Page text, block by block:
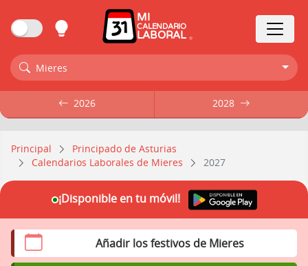
MI
CALENDARIO
LABORAL
Mieres
Principal
Principado de Asturias
Calendarios Laborales de Mieres
2027
2026 2028
2026 2028
Añadir los festivos de Mieres
¡Disponible en tu móvil!